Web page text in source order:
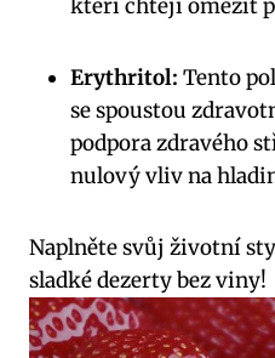
kteří chtějí omezit⁢
Erythritol: Tento
se⁣ spoustou⁣
podpora ⁤zdravého
nulový vliv⁣ na
Naplněte svůj životní
‍sladké dezerty⁣ bez viny!